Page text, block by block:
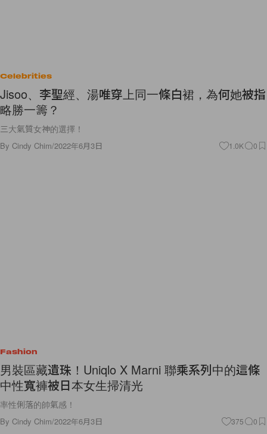
Celebrities
Jisoo、李聖經、湯唯穿上同一條白裙，為何她被指
略勝一籌？
三大氣質女神的選擇！
By Cindy Chim/2022年6月3日 1.0K 0
Fashion
男裝區藏遺珠！Uniqlo X Marni 聯乘系列中的這條
中性寬褲被日本女生掃清光
率性俐落的帥氣感！
By Cindy Chim/2022年6月3日 375 0